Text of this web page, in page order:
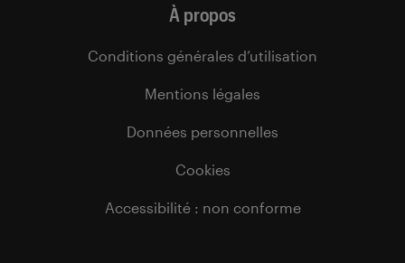
À propos
Conditions générales d’utilisation
Mentions légales
Données personnelles
Cookies
Accessibilité : non conforme